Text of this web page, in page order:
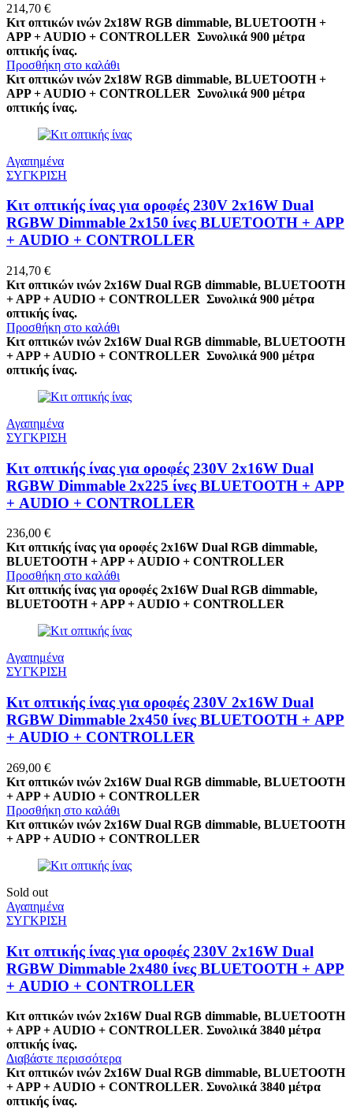
214,70 €
Κιτ οπτικών ινών 2x18W RGB dimmable, BLUETOOTH +
APP + AUDIO + CONTROLLER Συνολικά 900 μέτρα
οπτικής ίνας.
Προσθήκη στο καλάθι
Κιτ οπτικών ινών 2x18W RGB dimmable, BLUETOOTH +
APP + AUDIO + CONTROLLER Συνολικά 900 μέτρα
οπτικής ίνας.
Αγαπημένα
ΣΥΓΚΡΙΣΗ
Κιτ οπτικής ίνας για οροφές 230V 2x16W Dual
RGBW Dimmable 2x150 ίνες BLUETOOTH + APP
+ AUDIO + CONTROLLER
214,70 €
Κιτ οπτικών ινών 2x16W Dual RGB dimmable, BLUETOOTH
+ APP + AUDIO + CONTROLLER Συνολικά 900 μέτρα
οπτικής ίνας.
Προσθήκη στο καλάθι
Κιτ οπτικών ινών 2x16W Dual RGB dimmable, BLUETOOTH
+ APP + AUDIO + CONTROLLER Συνολικά 900 μέτρα
οπτικής ίνας.
Αγαπημένα
ΣΥΓΚΡΙΣΗ
Κιτ οπτικής ίνας για οροφές 230V 2x16W Dual
RGBW Dimmable 2x225 ίνες BLUETOOTH + APP
+ AUDIO + CONTROLLER
236,00 €
Κιτ οπτικής ίνας για οροφές 2x16W Dual RGB dimmable,
BLUETOOTH + APP + AUDIO + CONTROLLER
Προσθήκη στο καλάθι
Κιτ οπτικής ίνας για οροφές 2x16W Dual RGB dimmable,
BLUETOOTH + APP + AUDIO + CONTROLLER
Αγαπημένα
ΣΥΓΚΡΙΣΗ
Κιτ οπτικής ίνας για οροφές 230V 2x16W Dual
RGBW Dimmable 2x450 ίνες BLUETOOTH + APP
+ AUDIO + CONTROLLER
269,00 €
Κιτ οπτικών ινών 2x16W Dual RGB dimmable, BLUETOOTH
+ APP + AUDIO + CONTROLLER
Προσθήκη στο καλάθι
Κιτ οπτικών ινών 2x16W Dual RGB dimmable, BLUETOOTH
+ APP + AUDIO + CONTROLLER
Sold out
Αγαπημένα
ΣΥΓΚΡΙΣΗ
Κιτ οπτικής ίνας για οροφές 230V 2x16W Dual
RGBW Dimmable 2x480 ίνες BLUETOOTH + APP
+ AUDIO + CONTROLLER
Κιτ οπτικών ινών 2x16W Dual RGB dimmable, BLUETOOTH
+ APP + AUDIO + CONTROLLER. Συνολικά 3840 μέτρα
οπτικής ίνας.
Διαβάστε περισσότερα
Κιτ οπτικών ινών 2x16W Dual RGB dimmable, BLUETOOTH
+ APP + AUDIO + CONTROLLER. Συνολικά 3840 μέτρα
οπτικής ίνας.